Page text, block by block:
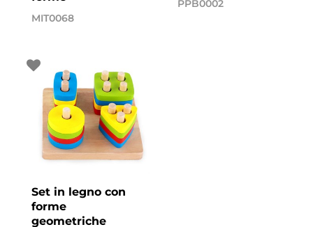
MIT0068
PPB0002
Set in legno con
forme
geometriche